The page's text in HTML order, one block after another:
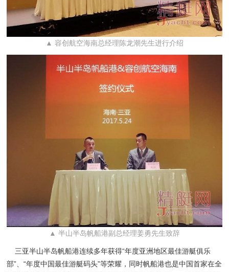
▲ 容创航空海南总经理陈龙潮先生进行介绍
▲ 半山半岛帆船港副总经理姜勇先生致辞
三亚半山半岛帆船港连续多年获得“年度亚洲地区最佳游艇俱乐
部”、“年度中国最佳游艇码头”等荣耀，同时帆船港也是中国首家在全